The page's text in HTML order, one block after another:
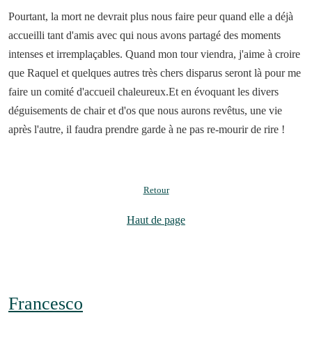
Pourtant, la mort ne devrait plus nous faire peur quand elle a déjà
accueilli tant d'amis avec qui nous avons partagé des moments
intenses et irremplaçables. Quand mon tour viendra, j'aime à croire
que Raquel et quelques autres très chers disparus seront là pour me
faire un comité d'accueil chaleureux.Et en évoquant les divers
déguisements de chair et d'os que nous aurons revêtus, une vie
après l'autre, il faudra prendre garde à ne pas re-mourir de rire !
Retour
Haut de page
Francesco